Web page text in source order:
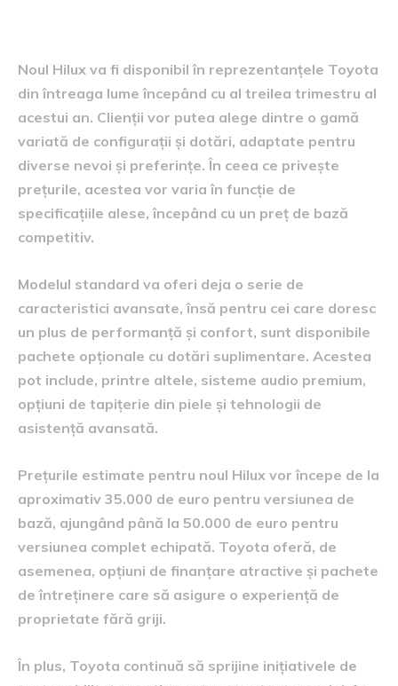
Noul Hilux va fi disponibil în reprezentanțele Toyota
din întreaga lume începând cu al treilea trimestru al
acestui an. Clienții vor putea alege dintre o gamă
variată de configurații și dotări, adaptate pentru
diverse nevoi și preferințe. În ceea ce privește
prețurile, acestea vor varia în funcție de
specificațiile alese, începând cu un preț de bază
competitiv.
Modelul standard va oferi deja o serie de
caracteristici avansate, însă pentru cei care doresc
un plus de performanță și confort, sunt disponibile
pachete opționale cu dotări suplimentare. Acestea
pot include, printre altele, sisteme audio premium,
opțiuni de tapițerie din piele și tehnologii de
asistență avansată.
Prețurile estimate pentru noul Hilux vor începe de la
aproximativ 35.000 de euro pentru versiunea de
bază, ajungând până la 50.000 de euro pentru
versiunea complet echipată. Toyota oferă, de
asemenea, opțiuni de finanțare atractive și pachete
de întreținere care să asigure o experiență de
proprietate fără griji.
În plus, Toyota continuă să sprijine inițiativele de